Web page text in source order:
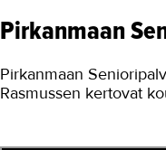
Pirkanmaan
Pirkanmaan
Rasmussen kertovat